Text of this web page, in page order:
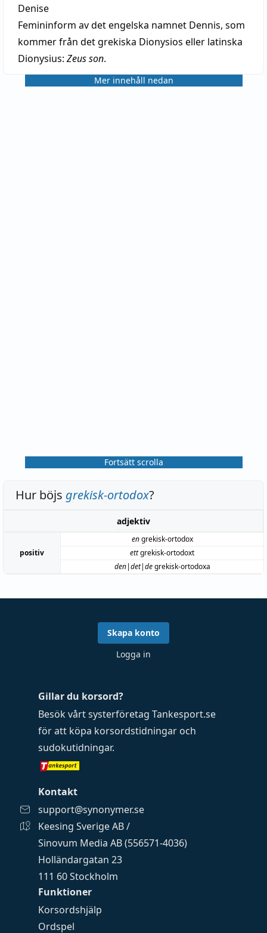
Denise
Femininform av det engelska namnet Dennis, som
kommer från det grekiska Dionysios eller latinska
Dionysius: Zeus son.
Mer innehåll nedan
Fortsätt scrolla
Hur böjs grekisk-ortodox?
adjektiv
positiv
engrekisk-ortodox
ettgrekisk-ortodoxt
den|det|degrekisk-ortodoxa
Funktioner
Korsordshjälp
Ordspel
Gillar du korsord?
Besök vårt systerföretag Tankesport.se
för att köpa korsordstidningar och
sudokutidningar.
Kontakt
support@synonymer.se
Keesing Sverige AB /
Sinovum Media AB (556571-4036)
Holländargatan 23
111 60 Stockholm
Skapa konto
Logga in